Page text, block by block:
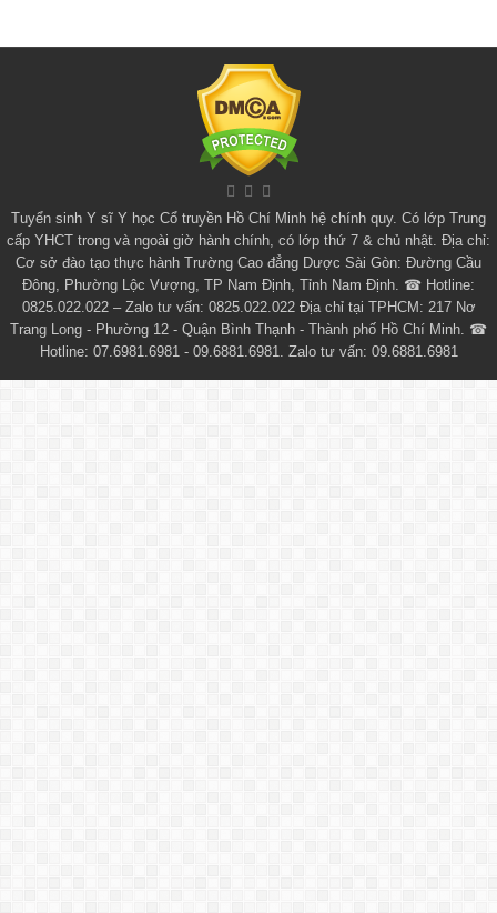
Tuyển sinh Y sĩ Y học Cổ truyền Hồ Chí Minh hệ chính quy. Có lớp Trung
cấp YHCT trong và ngoài giờ hành chính, có lớp thứ 7 & chủ nhật. Địa chỉ:
Cơ sở đào tạo thực hành Trường Cao đẳng Dược Sài Gòn: Đường Cầu
Đông, Phường Lộc Vượng, TP Nam Định, Tỉnh Nam Định. ☎ Hotline:
0825.022.022 – Zalo tư vấn: 0825.022.022 Địa chỉ tại TPHCM: 217 Nơ
Trang Long - Phường 12 - Quận Bình Thạnh - Thành phố Hồ Chí Minh. ☎
Hotline: 07.6981.6981 - 09.6881.6981. Zalo tư vấn: 09.6881.6981